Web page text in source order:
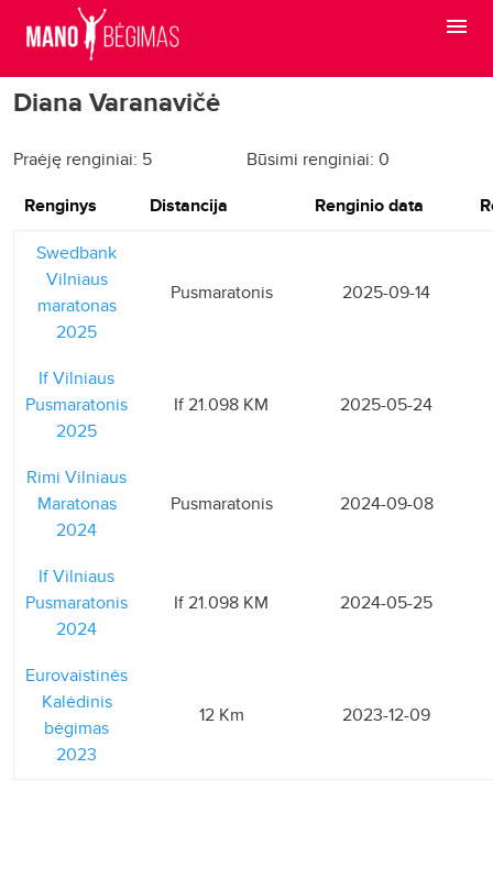
Diana Varanavičė
Praėję renginiai: 5 Būsimi renginiai: 0
Renginys Distancija Renginio data
Swedbank
Vilniaus
maratonas
2025
Pusmaratonis 2025-09-14
If Vilniaus
Pusmaratonis
2025
If 21.098 KM 2025-05-24
Rimi Vilniaus
Maratonas
2024
Pusmaratonis 2024-09-08
If Vilniaus
Pusmaratonis
2024
If 21.098 KM 2024-05-25
Eurovaistinės
Kalėdinis
bėgimas
2023
12 Km 2023-12-09